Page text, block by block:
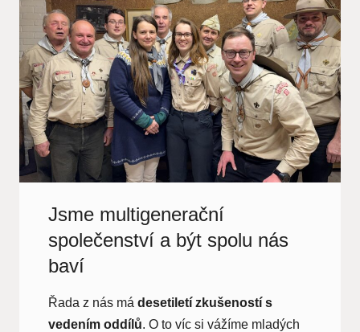
Jsme multigenerační
společenství a být spolu nás
baví
Řada z nás má desetiletí zkušeností s
vedením oddílů. O to víc si vážíme mladých